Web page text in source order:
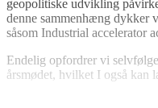
geopolitiske udvikling
denne sammenhæng dykker
såsom Industrial accelerator
Endelig opfordrer vi
årsmødet, hvilket I også kan